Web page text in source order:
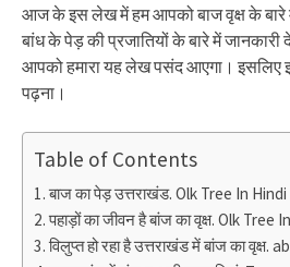
आज के इस लेख में हम आपको बाज वृक्ष के बारे
बांध के पेड़ की प्रजातियों के बारे में
आपको हमारा यह लेख पसंद आएगा।
पढ़ना।
Table of Contents
बाज का पेड़ उत्तराखंड. Olk Tree In Hindi
पहाड़ों का जीवन है बांज का वृक्ष. Olk
विलुप्त हो रहा है उत्तराखंड में बांज का